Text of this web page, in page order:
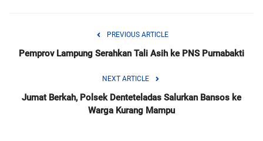
PREVIOUS ARTICLE
Pemprov Lampung Serahkan Tali Asih ke PNS Purnabakti
NEXT ARTICLE
Jumat Berkah, Polsek Denteteladas Salurkan Bansos ke
Warga Kurang Mampu